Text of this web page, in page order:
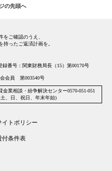
の先頭へ
をご確認のうえ、
持ったご返済計画を。
録番号：関東財務局長（15）第00170号
会員 第003540号
金業相談・紛争解決センター0570-051-051
、日、祝日、年末年始)
イトポリシー
付条件表